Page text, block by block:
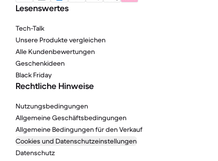
Lesenswertes
Tech-Talk
Unsere Produkte vergleichen
Alle Kundenbewertungen
Geschenkideen
Black Friday
Rechtliche Hinweise
Nutzungsbedingungen
Allgemeine Geschäftsbedingungen
Allgemeine Bedingungen für den Verkauf
Cookies und Datenschutzeinstellungen
Datenschutz